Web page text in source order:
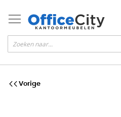
Vorige